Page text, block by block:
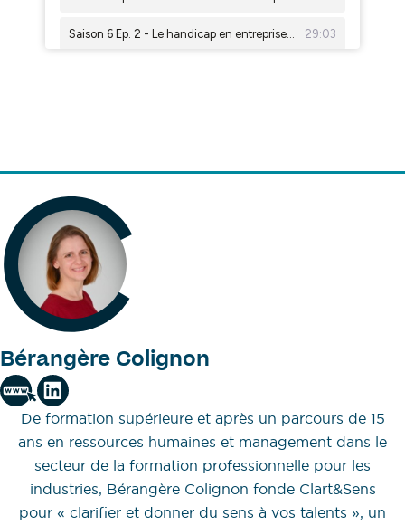
Bérangère Colignon
De formation supérieure et après un parcours de 15
ans en ressources humaines et management dans le
secteur de la formation professionnelle pour les
industries, Bérangère Colignon fonde Clart&Sens
pour « clarifier et donner du sens à vos talents », un